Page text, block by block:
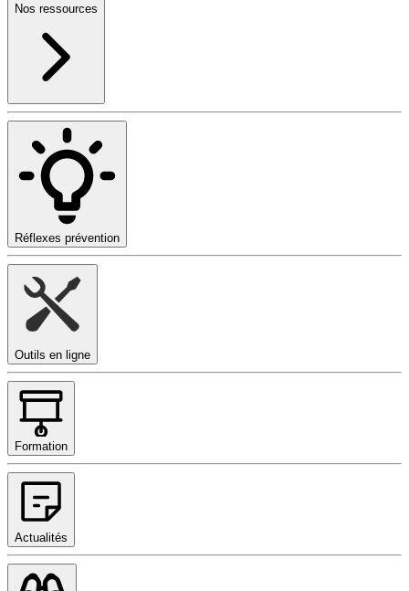
Nos ressources
Réflexes prévention
Outils en ligne
Formation
Actualités